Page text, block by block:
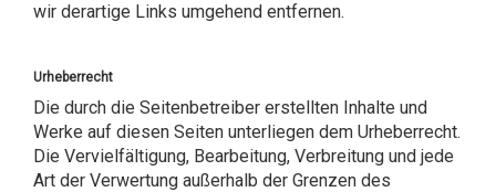
wir derartige Links umgehend entfernen.
Urheberrecht
Die durch die Seitenbetreiber erstellten Inhalte und
Werke auf diesen Seiten unterliegen dem Urheberrecht.
Die Vervielfältigung, Bearbeitung, Verbreitung und jede
Art der Verwertung außerhalb der Grenzen des